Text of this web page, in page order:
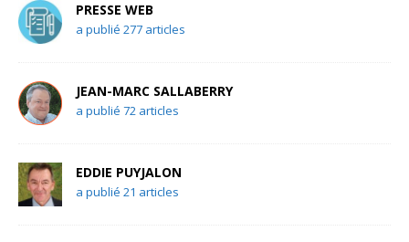
PRESSE WEB
a publié 277 articles
JEAN-MARC SALLABERRY
a publié 72 articles
EDDIE PUYJALON
a publié 21 articles